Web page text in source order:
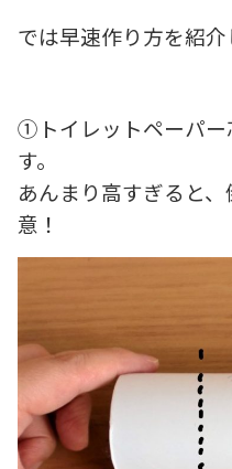
では早速作り方を紹介
①トイレットペーパー
す。
あんまり高すぎると
意！